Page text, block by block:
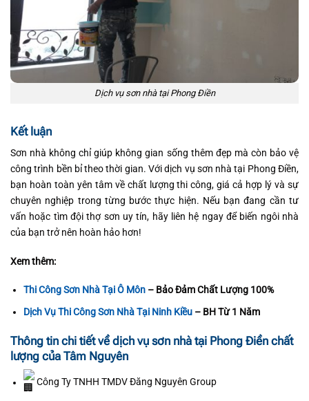
Dịch vụ sơn nhà tại Phong Điền
Kết luận
Sơn nhà không chỉ giúp không gian sống thêm đẹp mà còn bảo vệ
công trình bền bỉ theo thời gian. Với dịch vụ sơn nhà tại Phong Điền,
bạn hoàn toàn yên tâm về chất lượng thi công, giá cả hợp lý và sự
chuyên nghiệp trong từng bước thực hiện. Nếu bạn đang cần tư
vấn hoặc tìm đội thợ sơn uy tín, hãy liên hệ ngay để biến ngôi nhà
của bạn trở nên hoàn hảo hơn!
Xem thêm:
Thi Công Sơn Nhà Tại Ô Môn– Bảo Đảm Chất Lượng 100%
Dịch Vụ Thi Công Sơn Nhà Tại Ninh Kiều– BH Từ 1 Năm
Thông tin chi tiết về dịch vụ sơn nhà tại Phong Điền chất
lượng của Tâm Nguyên
Công Ty TNHH TMDV Đăng Nguyên Group